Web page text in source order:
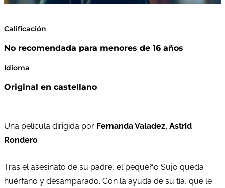
Calificación
No recomendada para menores de 16 años
Idioma
Original en castellano
Una película dirigida por Fernanda Valadez, Astrid
Rondero
Tras el asesinato de su padre, el pequeño Sujo queda
huérfano y desamparado. Con la ayuda de su tía, que le